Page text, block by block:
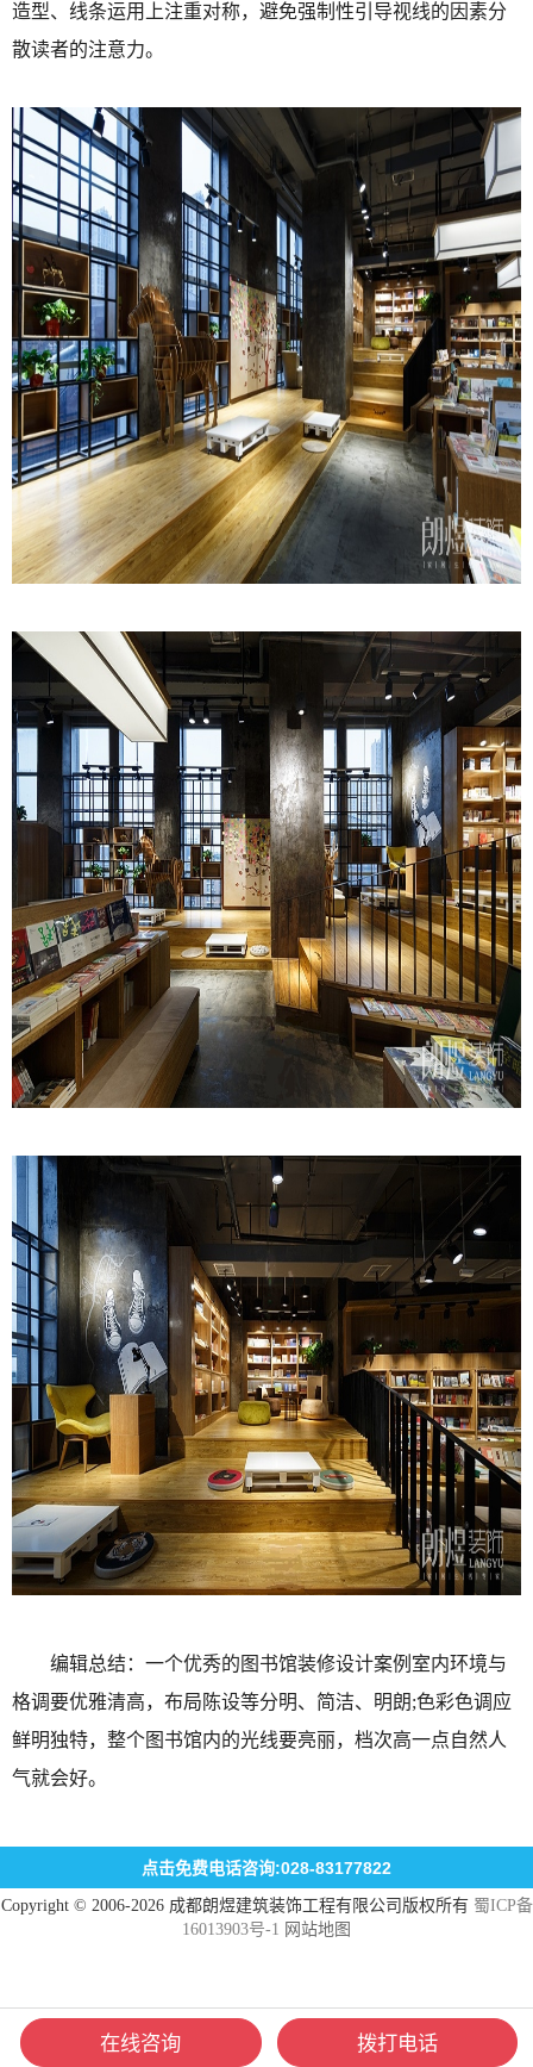
造型、线条运用上注重对称，避免强制性引导视线的因素分
散读者的注意力。
编辑总结：一个优秀的图书馆装修设计案例室内环境与
格调要优雅清高，布局陈设等分明、简洁、明朗;色彩色调应
鲜明独特，整个图书馆内的光线要亮丽，档次高一点自然人
气就会好。
点击免费电话咨询:028-83177822
Copyright © 2006-2026 成都朗煜建筑装饰工程有限公司版权所有 蜀ICP备
16013903号-1 网站地图
在线咨询 拨打电话